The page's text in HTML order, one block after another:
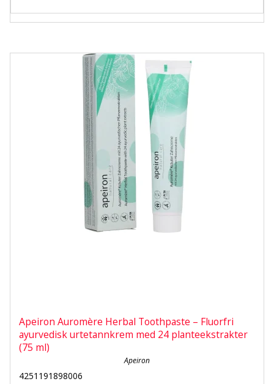
Apeiron Auromère Herbal Toothpaste – Fluorfri
ayurvedisk urtetannkrem med 24 planteekstrakter
(75 ml)
Apeiron
4251191898006